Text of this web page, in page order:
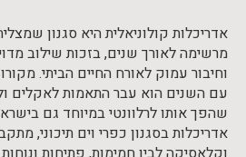
אדריכלות קולוניאלית היא סגנון
מרשימה לאורך שנים, בזכות שילוב
וחיבור עמוק לאורח החיים הביתי.
עם השנים הוא עבר התאמות לאקלים
שהפך אותו לרלוונטי במיוחד גם
אדריכלות בסגנון כפרי וים תיכוני,